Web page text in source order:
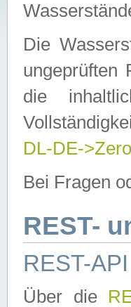
Die
ungeprüften
die
DL-DE-
Bei Fragen
REST-
REST-API
Über die